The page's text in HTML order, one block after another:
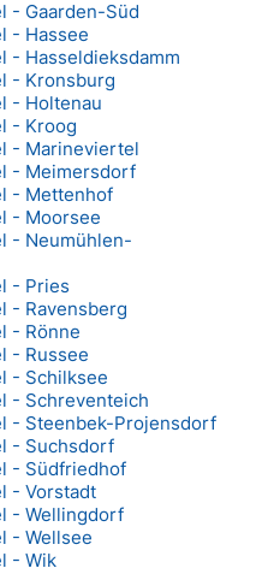
- Gaarden-Süd
- Hassee
- Hasseldieksdamm
- Kronsburg
- Holtenau
- Kroog
- Marineviertel
- Meimersdorf
- Mettenhof
- Moorsee
- Neumühlen-
- Pries
- Ravensberg
- Rönne
- Russee
- Schilksee
- Schreventeich
- Steenbek-Projensdorf
- Suchsdorf
- Südfriedhof
- Vorstadt
- Wellingdorf
- Wellsee
- Wik